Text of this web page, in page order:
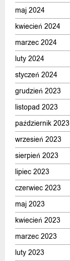
maj 2024
kwiecień 2024
marzec 2024
luty 2024
styczeń 2024
grudzień 2023
listopad 2023
październik 2023
wrzesień 2023
sierpień 2023
lipiec 2023
czerwiec 2023
maj 2023
kwiecień 2023
marzec 2023
luty 2023